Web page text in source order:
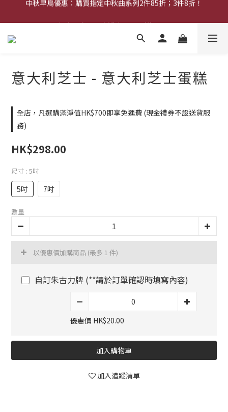
網店限定︰現金禮券買20張送2張！
中秋早鳥優惠：購買中秋禮券可享8折優惠
意大利芝士 - 意大利芝士蛋糕
全店，凡選購滿淨值HK$700即享免運費 (現金禮券不設送貨服
務)
HK$298.00
尺寸 : 5吋
5吋 7吋
數量
以優惠價加購商品 (最多 1 件)
自訂朱古力牌 (**請於訂單確認時填寫內容)
優惠價 HK$20.00
加入購物車
加入追蹤清單